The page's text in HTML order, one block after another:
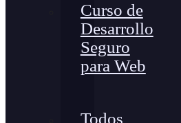
Curso de
Desarrollo
Seguro
para Web
Todos